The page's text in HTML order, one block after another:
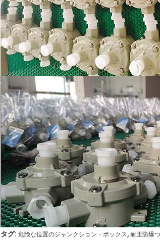
タグ: 危険な位置のジャンクション・ボックス, 耐圧防爆